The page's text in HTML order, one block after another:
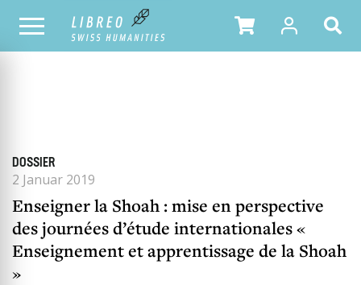
ALLE HEFTE INHALTSÜBERSICHT DER AUSGABE
DOSSIER
2 Januar 2019
Enseigner la Shoah : mise en perspective
des journées d’étude internationales «
Enseignement et apprentissage de la Shoah
»